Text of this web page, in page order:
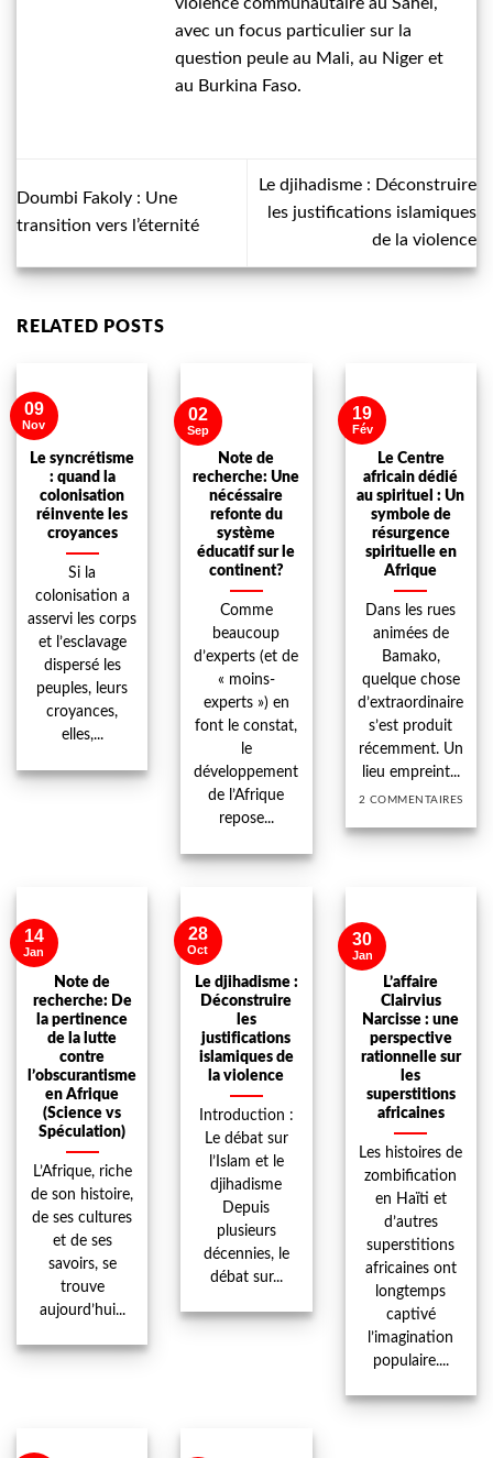
avec un focus particulier sur la
question peule au Mali, au Niger et
au Burkina Faso.
Doumbi Fakoly : Une
transition vers l’éternité
Le djihadisme : Déconstruire
les justifications islamiques
de la violence
RELATED POSTS
Le syncrétisme
: quand la
colonisation
réinvente les
croyances
Si la
colonisation a
asservi les corps
et l’esclavage
dispersé les
peuples, leurs
croyances,
elles,...
09
Nov
Note de
recherche: Une
nécéssaire
refonte du
système
éducatif sur le
continent?
Comme
beaucoup
d’experts (et de
« moins-
experts ») en
font le constat,
le
développement
de l’Afrique
repose...
02
Sep
Le Centre
africain dédié
au spirituel : Un
symbole de
résurgence
spirituelle en
Afrique
Dans les rues
animées de
Bamako,
quelque chose
d’extraordinaire
s’est produit
récemment. Un
lieu empreint...
2 COMMENTAIRES
19
Fév
Note de
recherche: De
la pertinence
de la lutte
contre
l’obscurantisme
en Afrique
(Science vs
Spéculation)
L’Afrique, riche
de son histoire,
de ses cultures
et de ses
savoirs, se
trouve
aujourd’hui...
14
Jan
Le djihadisme :
Déconstruire
les
justifications
islamiques de
la violence
Introduction :
Le débat sur
l’Islam et le
djihadisme
Depuis
plusieurs
décennies, le
débat sur...
28
Oct
L’affaire
Clairvius
Narcisse : une
perspective
rationnelle sur
les
superstitions
africaines
Les histoires de
zombification
en Haïti et
d’autres
superstitions
africaines ont
longtemps
captivé
l’imagination
populaire....
30
Jan